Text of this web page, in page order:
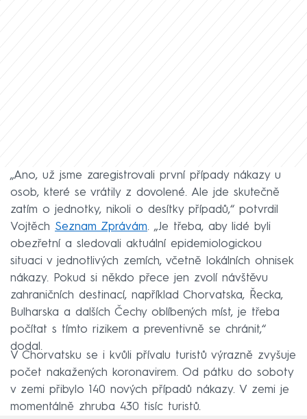
„Ano, už jsme zaregistrovali první případy nákazy u
osob, které se vrátily z dovolené. Ale jde skutečně
zatím o jednotky, nikoli o desítky případů,“ potvrdil
Vojtěch Seznam Zprávám. „Je třeba, aby lidé byli
obezřetní a sledovali aktuální epidemiologickou
situaci v jednotlivých zemích, včetně lokálních ohnisek
nákazy. Pokud si někdo přece jen zvolí návštěvu
zahraničních destinací, například Chorvatska, Řecka,
Bulharska a dalších Čechy oblíbených míst, je třeba
počítat s tímto rizikem a preventivně se chránit,“
dodal.
V Chorvatsku se i kvůli přívalu turistů výrazně zvyšuje
počet nakažených koronavirem. Od pátku do soboty
v zemi přibylo 140 nových případů nákazy. V zemi je
momentálně zhruba 430 tisíc turistů.